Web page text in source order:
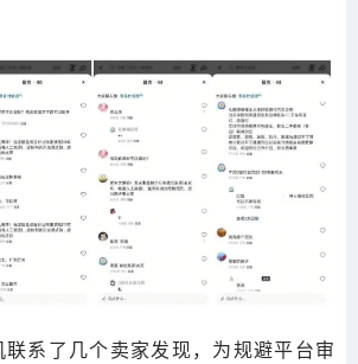
联系了几个卖家发现，为规避平台审